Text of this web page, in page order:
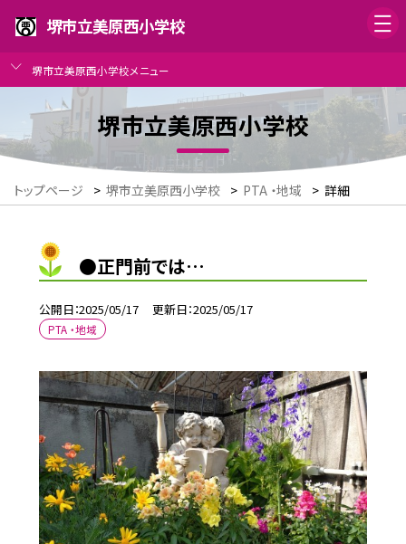
堺市立美原西小学校
堺市立美原西小学校メニュー
堺市立美原西小学校
トップページ > 堺市立美原西小学校 > PTA ・地域 > 詳細
●正門前では…
公開日 2025/05/17 更新日 2025/05/17
PTA ・地域